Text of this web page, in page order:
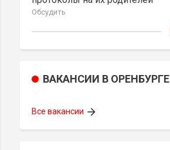
Обсудить
ВАКАНСИИ В ОРЕНБУРГЕ
Все вакансии arrow_forward